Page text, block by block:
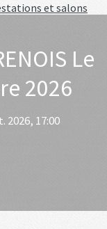
et salons
Le
2026
2026, 17:00